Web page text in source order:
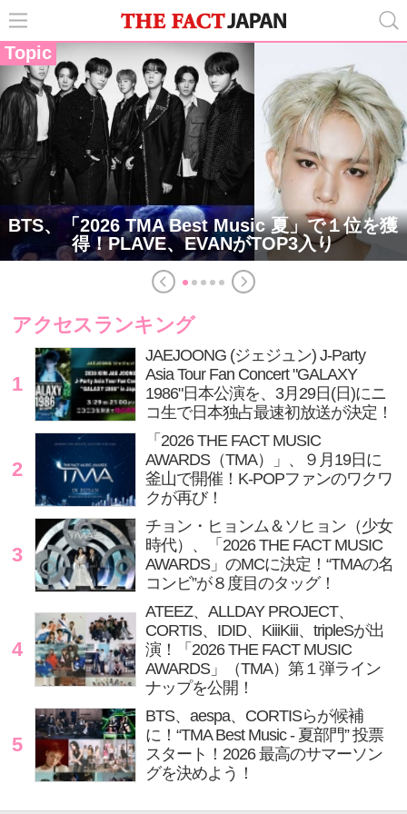
Topic
BTS、「2026 TMA Best Music 夏」で１位を獲
得！PLAVE、EVANがTOP3入り
アクセスランキング
1
JAEJOONG (ジェジュン) J-Party
Asia Tour Fan Concert "GALAXY
1986"日本公演を、3月29日(日)にニ
コ生で日本独占最速初放送が決定！
2
「2026 THE FACT MUSIC
AWARDS（TMA）」、９月19日に
釜山で開催！K-POPファンのワクワ
クが再び！
3
チョン・ヒョンム＆ソヒョン（少女
時代）、「2026 THE FACT MUSIC
AWARDS」のMCに決定！“TMAの名
コンビ”が８度目のタッグ！
4
ATEEZ、ALLDAY PROJECT、
CORTIS、IDID、KiiiKiii、tripleSが出
演！「2026 THE FACT MUSIC
AWARDS」（TMA）第１弾ライン
ナップを公開！
5
BTS、aespa、CORTISらが候補
に！“TMA Best Music - 夏部門” 投票
スタート！2026 最高のサマーソン
グを決めよう！